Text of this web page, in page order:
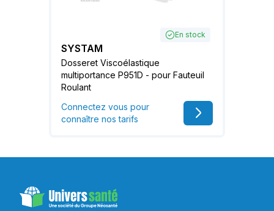
En stock
SYSTAM
Dosseret Viscoélastique
multiportance P951D - pour Fauteuil
Roulant
Connectez vous pour
connaître nos tarifs